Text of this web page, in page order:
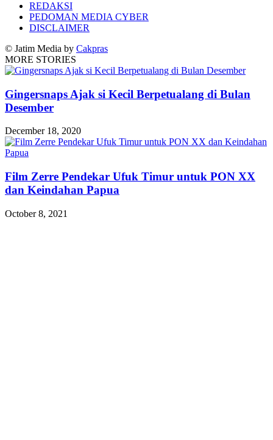
REDAKSI
PEDOMAN MEDIA CYBER
DISCLAIMER
© Jatim Media by Cakpras
MORE STORIES
Gingersnaps Ajak si Kecil Berpetualang di Bulan
Desember
December 18, 2020
Film Zerre Pendekar Ufuk Timur untuk PON XX
dan Keindahan Papua
October 8, 2021